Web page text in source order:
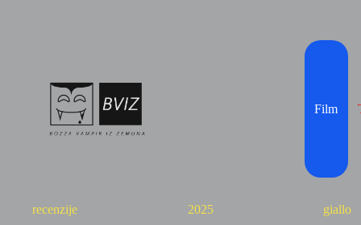
Film
recenzije 2025 giallo